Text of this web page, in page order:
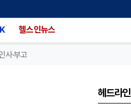
헬스인뉴스
사·부고
헤드라인